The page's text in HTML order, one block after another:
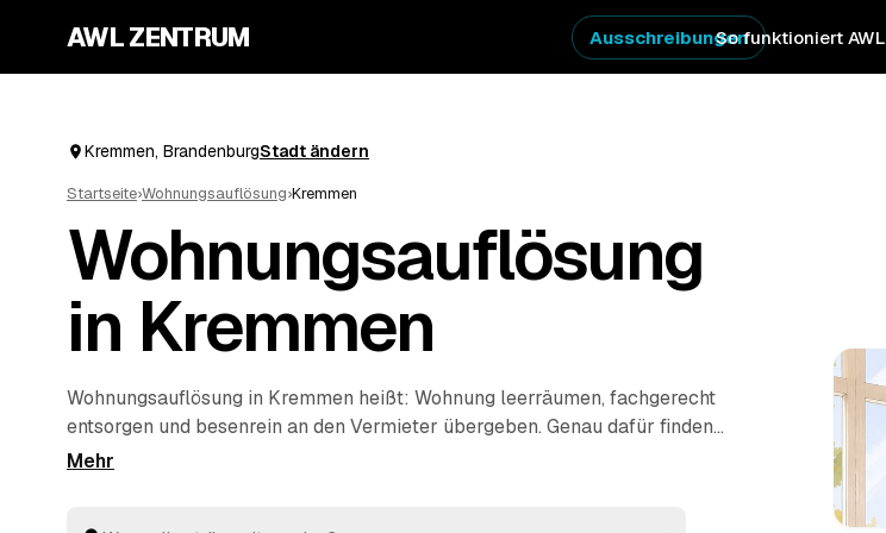
AWL ZENTRUM So funktioniert AWL
Ausschreibungen
Kremmen, BrandenburgStadt ändern
Startseite›Wohnungsauflösung›Kremmen
Wohnungsauflösung
in Kremmen
Wohnungsauflösung in Kremmen heißt: Wohnung leerräumen, fachgerecht
entsorgen und besenrein an den Vermieter übergeben. Genau dafür finden
Sie über AWL die passenden Anbieter – ob nach einem Umzug, beim